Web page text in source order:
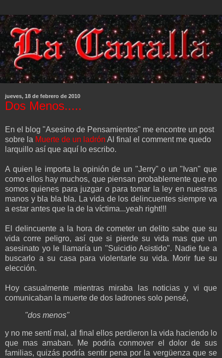
jueves, 18 de febrero de 2010
Dos Menos.....
En el blog "Asesino de Pensamientos" me encontre un post
sobre la Muerte de un ladrón Al final el comment me quedo
larquillo así que aquí lo escribo.
A quien le importa la opinión de un "Jerry" o un "Ivan" que
como ellos hay muchos, que piensan probablemente que no
somos quienes para juzgar o para tomar la ley en nuestras
manos y bla bla bla. La vida de los delincuentes siempre va
a estar antes que la de la víctima...yeah right!!!
El delincuente a la hora de cometer un delito sabe que su
vida corre peligro, así que si pierde su vida mas que un
asesinato yo le llamaría un "Suicidio Asistido". Nadie fue a
buscarlo a su casa para violentarle su vida. Morir fue su
elección.
Hoy casualmente mientras miraba las noticias y vi que
comunicaban la muerte de dos ladrones solo pensé,
"dos menos"
y no me sentí mal, al final ellos perdieron la vida haciendo lo
que mas amaban. Me podría conmover el dolor de sus
familias, quizás podría sentir pena por la vergüenza que se